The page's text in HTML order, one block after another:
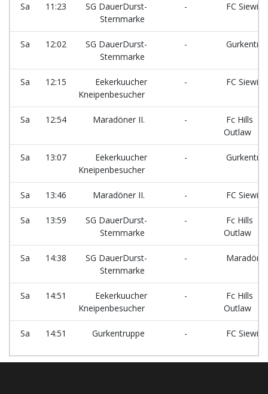
Sa 11:23
SG DauerDurst-
Sternmarke
- FC
Sa 12:02
SG DauerDurst-
Sternmarke
-
Sa 12:15
Eekerkuucher
Kneipenbesucher
- FC
Sa 12:54 Maradöner II. -
Fc Hills
Outlaw
Sa 13:07
Eekerkuucher
Kneipenbesucher
-
Sa 13:46 Maradöner II. - FC
Sa 13:59
SG DauerDurst-
Sternmarke
-
Fc Hills
Outlaw
Sa 14:38
SG DauerDurst-
Sternmarke
-
Sa 14:51
Eekerkuucher
Kneipenbesucher
-
Fc Hills
Outlaw
Sa 14:51 Gurkentruppe - FC